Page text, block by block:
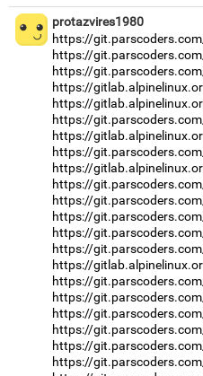
protazvires1980
https://
https://
https://
https://
https://
https://
https://
https://
https://
https://
https://
https://
https://
https://
https://
https://
https://
https://
https://
https://
https://